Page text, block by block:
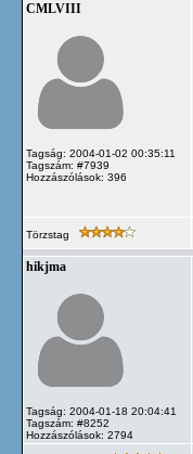
CMLVIII
Tagság: 2004-01-02 00:35:11
Tagszám: #7939
Hozzászólások: 396
Törzstag
hikjma
Tagság: 2004-01-18 20:04:41
Tagszám: #8252
Hozzászólások: 2794